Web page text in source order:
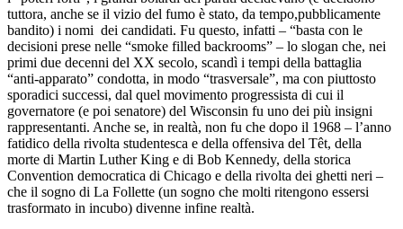
tuttora, anche se il vizio del fumo è stato, da tempo,pubblicamente
bandito) i nomi dei candidati. Fu questo, infatti – “basta con le
decisioni prese nelle “smoke filled backrooms” – lo slogan che, nei
primi due decenni del XX secolo, scandì i tempi della battaglia
“anti-apparato” condotta, in modo “trasversale”, ma con piuttosto
sporadici successi, dal quel movimento progressista di cui il
governatore (e poi senatore) del Wisconsin fu uno dei più insigni
rappresentanti. Anche se, in realtà, non fu che dopo il 1968 – l’anno
fatidico della rivolta studentesca e della offensiva del Têt, della
morte di Martin Luther King e di Bob Kennedy, della storica
Convention democratica di Chicago e della rivolta dei ghetti neri –
che il sogno di La Follette (un sogno che molti ritengono essersi
trasformato in incubo) divenne infine realtà.